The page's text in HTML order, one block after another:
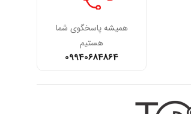
همیشه پاسخگوی شما
هستیم
09940684864